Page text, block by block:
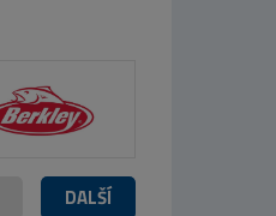
DALŠÍ